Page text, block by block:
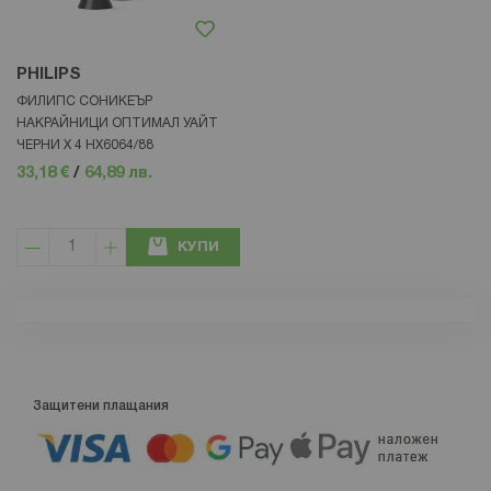
PHILIPS
ФИЛИПС СОНИКЕЪР
НАКРАЙНИЦИ ОПТИМАЛ УАЙТ
ЧЕРНИ Х 4 НХ6064/88
33,18 € / 64,89 лв.
КУПИ
Защитени плащания